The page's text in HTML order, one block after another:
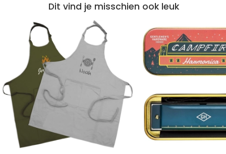
Dit vind je misschien ook leuk